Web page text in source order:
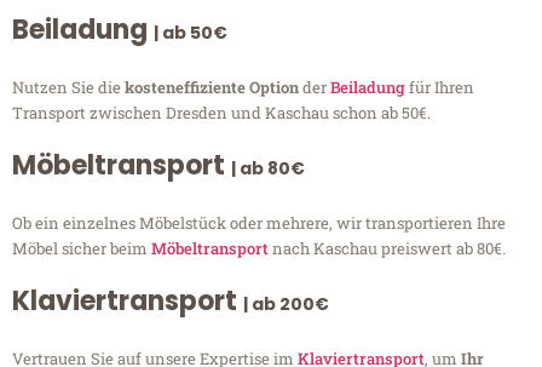
Beiladung | ab 50€
Nutzen Sie diekosteneffiziente OptionderBeiladungfür Ihren
Transport zwischen Dresden und Kaschau schon ab 50€.
Möbeltransport | ab 80€
Ob ein einzelnes Möbelstück oder mehrere, wir transportieren Ihre
Möbel sicher beim Möbeltransportnach Kaschau preiswert ab 80€.
Klaviertransport | ab 200€
Vertrauen Sie auf unsere Expertise im Klaviertransport, um Ihr